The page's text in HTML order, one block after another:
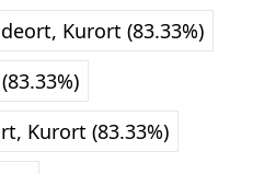
Kurort (83.33%)
Kurort (83.33%)